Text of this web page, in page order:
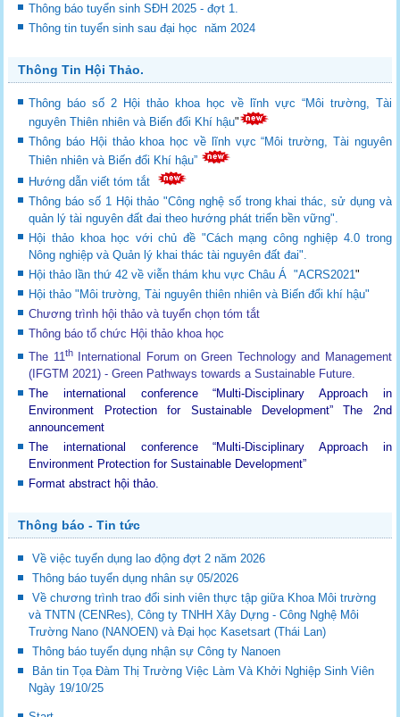
Thông báo tuyển sinh SĐH 2025 - đợt 1.
Thông tin tuyển sinh sau đại học năm 2024
Thông Tin Hội Thảo.
Thông báo số 2 Hội thảo khoa học về lĩnh vực “Môi trường, Tài
nguyên Thiên nhiên và Biến đổi Khí hậu"
Thông báo Hội thảo khoa học về lĩnh vực “Môi trường, Tài nguyên
Thiên nhiên và Biến đổi Khí hậu”
Hướng dẫn viết tóm tắt
Thông báo số 1 Hội thảo "Công nghệ số trong khai thác, sử dụng và
quản lý tài nguyên đất đai theo hướng phát triển bền vững".
Hội thảo khoa học với chủ đề "Cách mạng công nghiệp 4.0 trong
Nông nghiệp và Quản lý khai thác tài nguyên đất đai".
Hội thảo lần thứ 42 về viễn thám khu vực Châu Á "ACRS2021"
Hội thảo "Môi trường, Tài nguyên thiên nhiên và Biến đổi khí hậu"
Chương trình hội thảo và tuyển chọn tóm tắt
Thông báo tổ chức Hội thảo khoa học
The 11thInternational Forum on Green Technology and Management
(IFGTM 2021) - Green Pathways towards a Sustainable Future.
The international conference “Multi-Disciplinary Approach in
Environment Protection for Sustainable Development”The 2nd
announcement
The international conference “Multi-Disciplinary Approach in
Environment Protection for Sustainable Development”
Format abstract hội thảo.
Thông báo - Tin tức
Về việc tuyển dụng lao động đợt 2 năm 2026
Thông báo tuyển dụng nhân sự 05/2026
Về chương trình trao đổi sinh viên thực tập giữa Khoa Môi trường
và TNTN (CENRes), Công ty TNHH Xây Dựng - Công Nghệ Môi
Trường Nano (NANOEN) và Đại học Kasetsart (Thái Lan)
Thông báo tuyển dụng nhận sự Công ty Nanoen
Bản tin Tọa Đàm Thị Trường Việc Làm Và Khởi Nghiệp Sinh Viên
Ngày 19/10/25